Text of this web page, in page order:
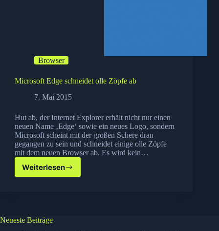
Browser
Microsoft Edge schneidet olle Zöpfe ab
7. Mai 2015
Hut ab, der Internet Explorer erhält nicht nur einen
neuen Name ‚Edge‘ sowie ein neues Logo, sondern
Microsoft scheint mit der großen Schere dran
gegangen zu sein und schneidet einige olle Zöpfe
mit dem neuen Browser ab. Es wird kein…
Weiterlesen
Microsoft
ab
Neueste Beiträge